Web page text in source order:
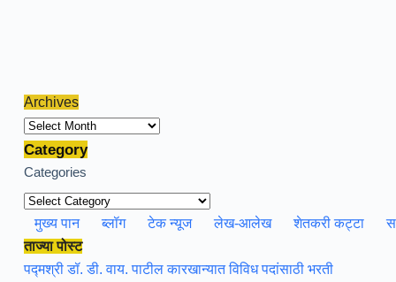
Archives
Archives
Category
Categories
मुख्य पान ब्लॉग टेक न्यूज लेख-आलेख शेतकरी कट्टा
ताज्या पोस्ट
पद्मश्री डॉ. डी. वाय. पाटील कारखान्यात विविध पदांसाठी भरती